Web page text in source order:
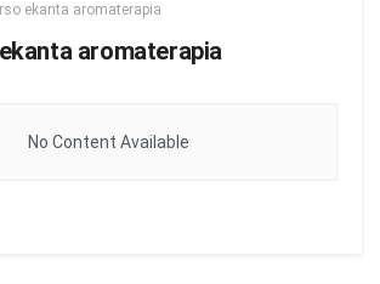
ekanta aromaterapia
aromaterapia
No Content Available